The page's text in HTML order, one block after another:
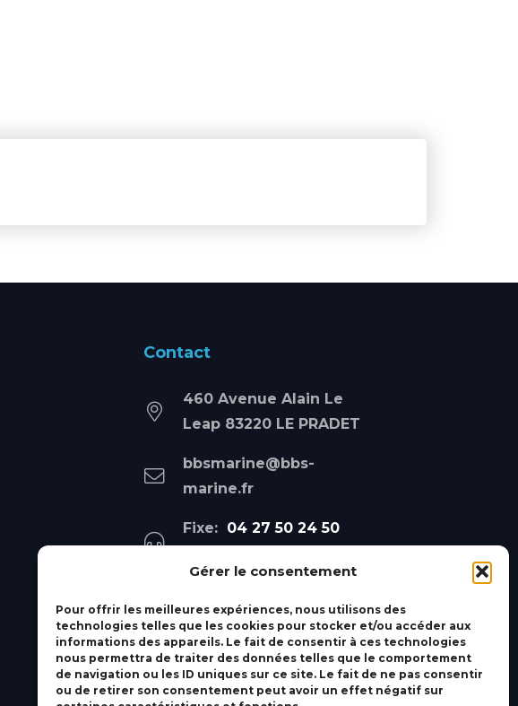
Gérer le consentement
Pour offrir les meilleures expériences, nous utilisons des
technologies telles que les cookies pour stocker et/ou accéder aux
informations des appareils. Le fait de consentir à ces technologies
nous permettra de traiter des données telles que le comportement
de navigation ou les ID uniques sur ce site. Le fait de ne pas consentir
ou de retirer son consentement peut avoir un effet négatif sur
Contact
460 Avenue Alain Le
Leap 83220 LE PRADET
bbsmarine@bbs-
marine.fr
Fixe: 04 27 50 24 50